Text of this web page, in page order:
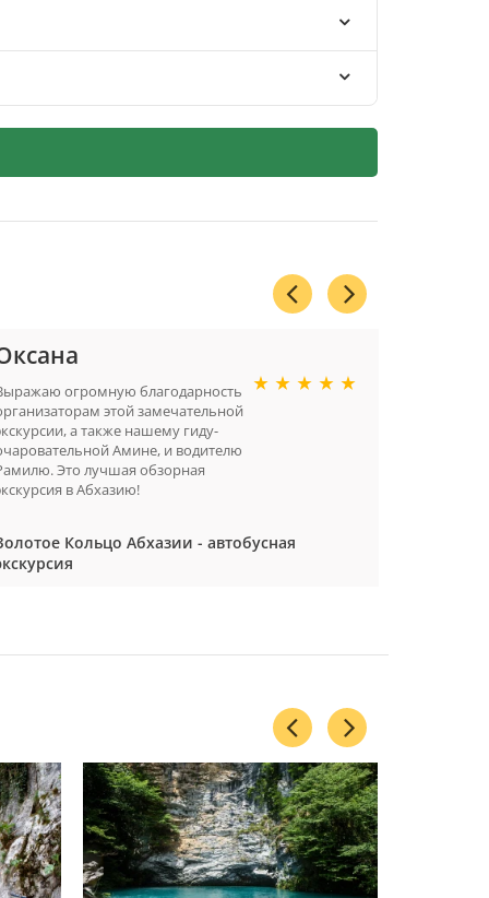
огромную благодарность
этой замечательной
а также нашему гиду-
Амине, и водителю
Это лучшая обзорная
в Абхазию!
Кольцо Абхазии - автобусная